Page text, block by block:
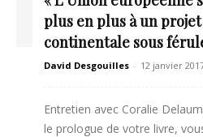
plus en plus à un
continentale sous
David Desgouilles - 12 janvier
Entretien avec Coralie
le prologue de votre livre,